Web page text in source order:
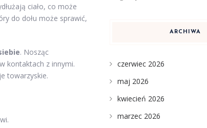
ciało, co może
do dołu może sprawić,
. Nosząc
kontaktach z innymi.
towarzyskie.
ARCHIWA
czerwiec 2026
maj 2026
kwiecień 2026
marzec 2026